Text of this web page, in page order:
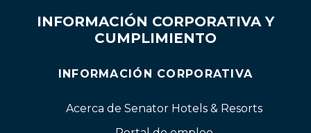
INFORMACIÓN CORPORATIVA Y
CUMPLIMIENTO
INFORMACIÓN CORPORATIVA
Acerca de Senator Hotels & Resorts